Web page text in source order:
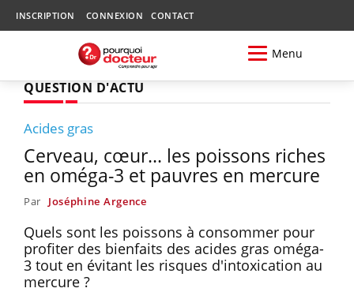
INSCRIPTION CONNEXION CONTACT
Menu
QUESTION D'ACTU
Acides gras
Cerveau, cœur... les poissons riches
en oméga-3 et pauvres en mercure
Par Joséphine Argence
Quels sont les poissons à consommer pour
profiter des bienfaits des acides gras oméga-
3 tout en évitant les risques d'intoxication au
mercure ?